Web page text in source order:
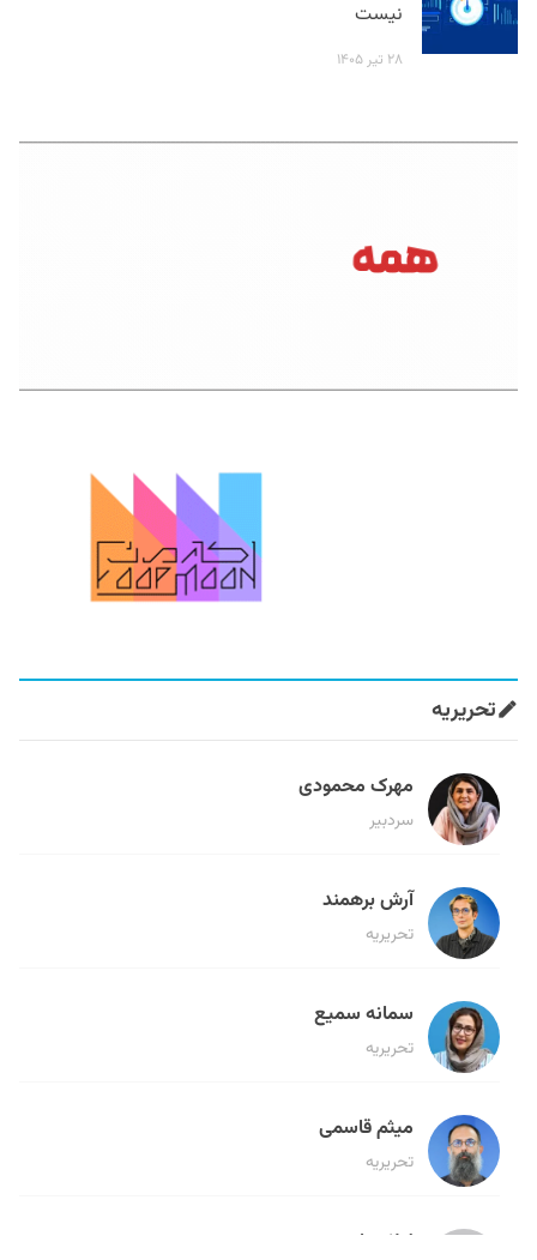
نیست
۲۸ تیر ۱۴۰۵
تحریریه
مهرک محمودی
سردبیر
آرش برهمند
تحریریه
سمانه سمیع
تحریریه
میثم قاسمی
تحریریه
لیلا حنارود